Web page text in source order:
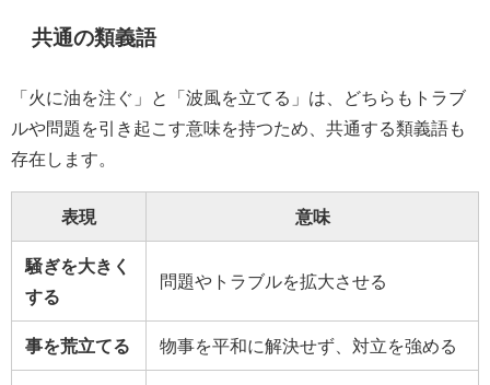
共通の類義語
「火に油を注ぐ」と「波風を立てる」は、どちらもトラブ
ルや問題を引き起こす意味を持つため、共通する類義語も
存在します。
表現 意味
騒ぎを大きく
する
問題やトラブルを拡大させる
事を荒立てる 物事を平和に解決せず、対立を強める